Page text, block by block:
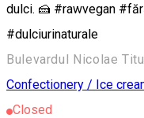
dulci. 🍰 #rawvegan
#dulciurinaturale
Confectionery / Ice
Closed